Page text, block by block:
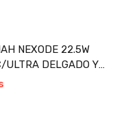
NEXODE 22.5W
DELGADO Y